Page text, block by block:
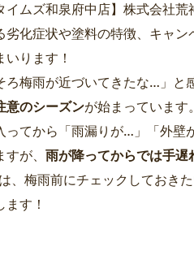
イムズ和泉府中店】株式会社荒
劣化症状や塗料の特徴、キャ
いります！
ろ梅雨が近づいてきたな…」と
意のシーズンが始まっています。
ってから「雨漏りが…」「外壁
が、 雨が降ってからでは手遅
、梅雨前にチェックしておき
す！